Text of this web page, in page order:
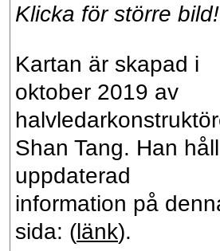
Klicka för större bild!
Kartan är skapad i
oktober 2019 av
Shan Tang. Han
uppdaterad
information på
sida: (länk).